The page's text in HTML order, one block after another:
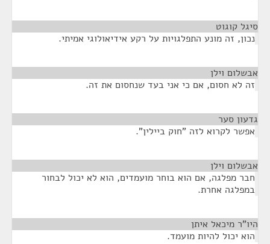
סיגל קוגוט
נכון, זה מונע התפלגויות על רקע אידיאולוגי אמיתי.
אבשלום וילן
זה לא חסום, אם כי אני בעד שנחסום את זה.
גדעון סער
אפשר לקרוא לזה "חוק ביילין".
אבשלום וילן
חבר מפלגה, אם הוא בוחר מועמדים, הוא לא יכול לבחור
במפלגה אחרת.
היו"ר מיכאל איתן
הוא יכול להיות מועמד.